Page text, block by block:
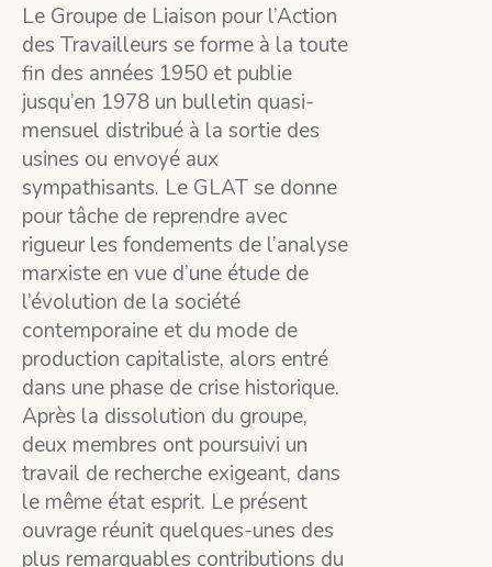
Le Groupe de Liaison pour l’Action
des Travailleurs se forme à la toute
fin des années 1950 et publie
jusqu’en 1978 un bulletin quasi-
mensuel distribué à la sortie des
usines ou envoyé aux
sympathisants. Le GLAT se donne
pour tâche de reprendre avec
rigueur les fondements de l’analyse
marxiste en vue d’une étude de
l’évolution de la société
contemporaine et du mode de
production capitaliste, alors entré
dans une phase de crise historique.
Après la dissolution du groupe,
deux membres ont poursuivi un
travail de recherche exigeant, dans
le même état esprit. Le présent
ouvrage réunit quelques-unes des
plus remarquables contributions du